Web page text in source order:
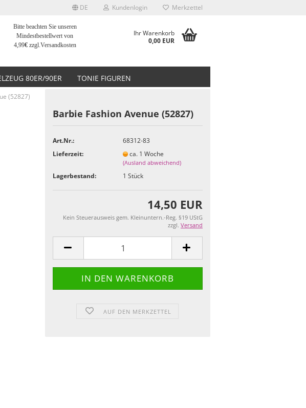
DE Kundenlogin Merkzettel
Bitte beachten Sie unseren
Mindestbestellwert von
4,99€zzgl.Versandkosten
Ihr Warenkorb
0,00 EUR
80ER/90ER TONIE FIGUREN
(52827)
Barbie Fashion Avenue (52827)
Art.Nr.:
68312-83
Lieferzeit:
ca. 1 Woche
(Ausland abweichend)
Lagerbestand: 1 Stück
14,50 EUR
Kein Steuerausweis gem. Kleinuntern.-Reg. §19 UStG
zzgl. Versand
AUF DEN MERKZETTEL